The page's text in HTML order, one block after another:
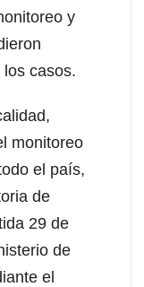
y
casos.
monitoreo
el país,
de
29 de
de
el